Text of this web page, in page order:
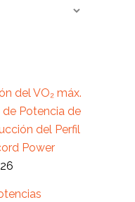
del VO₂ máx.
Potencia de
del Perfil
Power